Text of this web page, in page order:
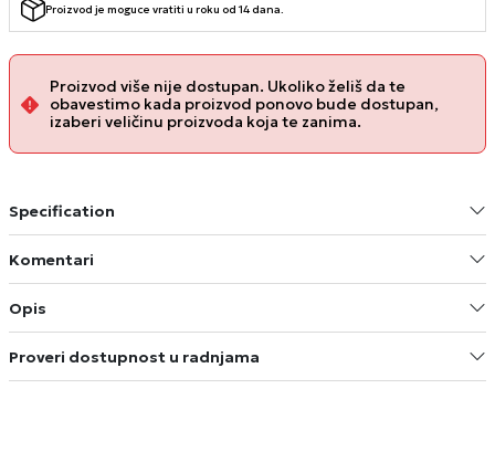
Proizvod je moguce vratiti u roku od 14 dana.
Proizvod više nije dostupan. Ukoliko želiš da te
obavestimo kada proizvod ponovo bude dostupan,
izaberi veličinu proizvoda koja te zanima.
Specification
Komentari
Opis
Proveri dostupnost u radnjama